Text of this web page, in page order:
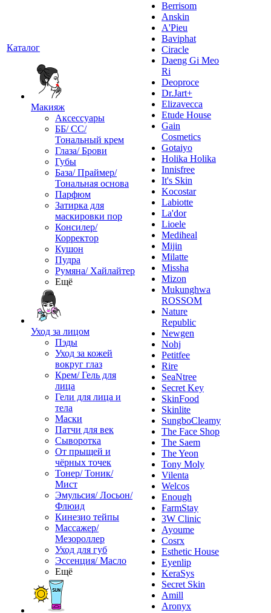
Каталог
Макияж
Аксессуары
ББ/ СС/
Тональный крем
Глаза/ Брови
Губы
База/ Праймер/
Тональная основа
Парфюм
Затирка для
маскировки пор
Консилер/
Корректор
Кушон
Пудра
Румяна/ Хайлайтер
Ещё
Уход за лицом
Пэды
Уход за кожей
вокруг глаз
Крем/ Гель для
лица
Гели для лица и
тела
Маски
Патчи для век
Сыворотка
От прыщей и
чёрных точек
Тонер/ Тоник/
Мист
Эмульсия/ Лосьон/
Флюид
Кинезио тейпы
Массажер/
Мезороллер
Уход для губ
Эссенция/ Масло
Ещё
Berrisom
Anskin
A'Pieu
Baviphat
Ciracle
Daeng Gi Meo
Ri
Deoproce
Dr.Jart+
Elizavecca
Etude House
Gain
Cosmetics
Gotaiyo
Holika Holika
Innisfree
It's Skin
Kocostar
Labiotte
La'dor
Lioele
Mediheal
Mijin
Milatte
Missha
Mizon
Mukunghwa
ROSSOM
Nature
Republic
Newgen
Nohj
Petitfee
Rire
SeaNtree
Secret Key
SkinFood
Skinlite
SungboCleamy
The Face Shop
The Saem
The Yeon
Tony Moly
Vilenta
Welcos
Enough
FarmStay
3W Clinic
Ayoume
Cosrx
Esthetic House
Eyenlip
KeraSys
Secret Skin
Amill
Aronyx